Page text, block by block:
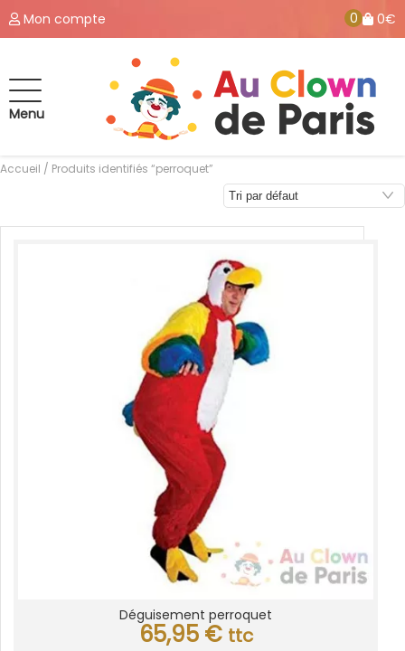
Mon compte 0 0€
Menu
Accueil / Produits identifiés “perroquet”
Déguisement perroquet
65,95 € ttc